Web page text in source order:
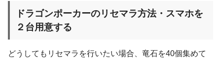
ドラゴンポーカーのリセマラ方法・スマホを
２台用意する
どうしてもリセマラを行いたい場合、竜石を40個集めて